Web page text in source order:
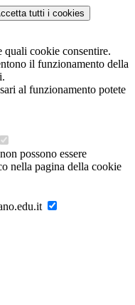
tutti i cookies
quali cookie consentire.
il funzionamento della
al funzionamento potete
possono essere
nella pagina della cookie